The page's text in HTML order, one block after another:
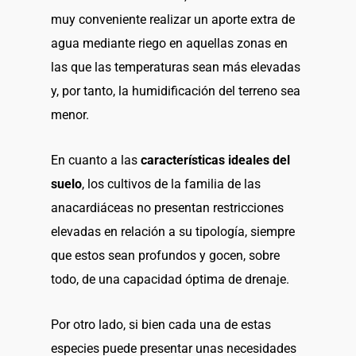
muy conveniente realizar un aporte extra de
agua mediante riego en aquellas zonas en
las que las temperaturas sean más elevadas
y, por tanto, la humidificación del terreno sea
menor.
En cuanto a las características ideales del
suelo, los cultivos de la familia de las
anacardiáceas no presentan restricciones
elevadas en relación a su tipología, siempre
que estos sean profundos y gocen, sobre
todo, de una capacidad óptima de drenaje.
Por otro lado, si bien cada una de estas
especies puede presentar unas necesidades